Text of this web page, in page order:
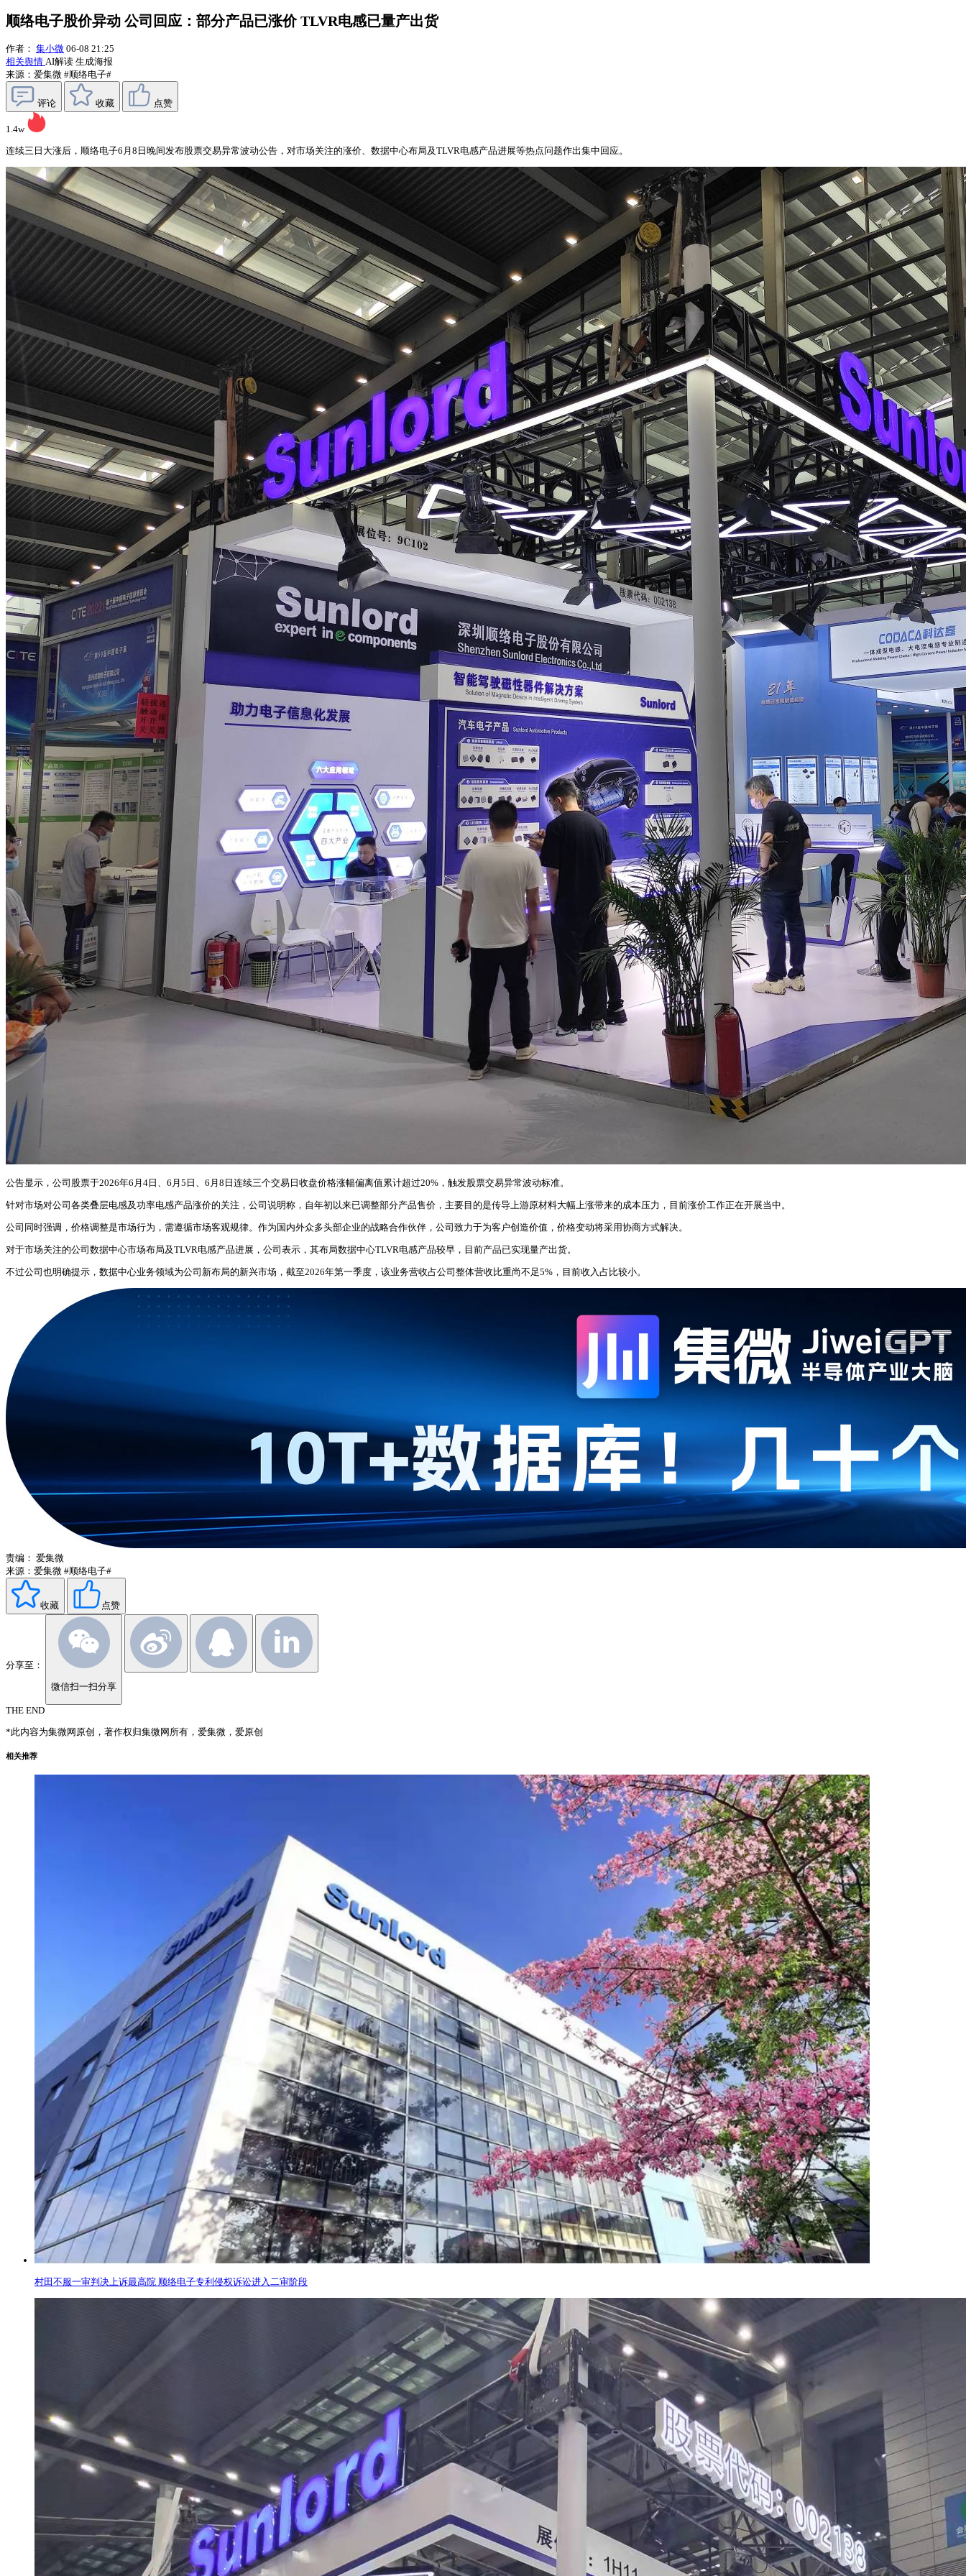
顺络电子股价异动 公司回应：部分产品已涨价 TLVR电感已量产出货
作者： 集小微 06-08 21:25
相关舆情 AI解读 生成海报
来源：爱集微 #顺络电子#
评论 收藏 点赞
1.4w
连续三日大涨后，顺络电子6月8日晚间发布股票交易异常波动公告，对市场关注的涨价、数据中心布局及TLVR电感产品进展等热点问题作出集中回应。
公告显示，公司股票于2026年6月4日、6月5日、6月8日连续三个交易日收盘价格涨幅偏离值累计超过20%，触发股票交易异常波动标准。
针对市场对公司各类叠层电感及功率电感产品涨价的关注，公司说明称，自年初以来已调整部分产品售价，主要目的是传导上游原材料大幅上涨带来的成本压力，目前涨价工作正在开展当中。
公司同时强调，价格调整是市场行为，需遵循市场客观规律。作为国内外众多头部企业的战略合作伙伴，公司致力于为客户创造价值，价格变动将采用协商方式解决。
对于市场关注的公司数据中心市场布局及TLVR电感产品进展，公司表示，其布局数据中心TLVR电感产品较早，目前产品已实现量产出货。
不过公司也明确提示，数据中心业务领域为公司新布局的新兴市场，截至2026年第一季度，该业务营收占公司整体营收比重尚不足5%，目前收入占比较小。
责编： 爱集微
来源：爱集微 #顺络电子#
收藏 点赞
分享至：
微信扫一扫分享
THE END
*此内容为集微网原创，著作权归集微网所有，爱集微，爱原创
相关推荐
村田不服一审判决上诉最高院 顺络电子专利侵权诉讼进入二审阶段